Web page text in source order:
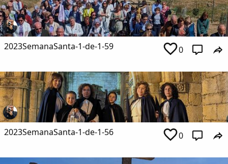
2023SemanaSanta-1-de-1-59 0
2023SemanaSanta-1-de-1-56 0